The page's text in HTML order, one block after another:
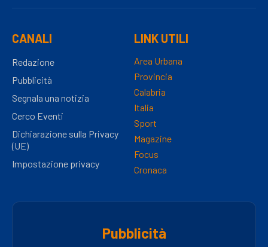
CANALI
Redazione
Pubblicità
Segnala una notizia
Cerco Eventi
Dichiarazione sulla Privacy
(UE)
Impostazione privacy
LINK UTILI
Area Urbana
Provincia
Calabria
Italia
Sport
Magazine
Focus
Cronaca
Pubblicità